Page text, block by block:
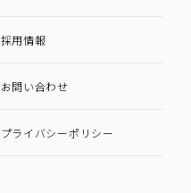
採用情報
お問い合わせ
プライバシーポリシー